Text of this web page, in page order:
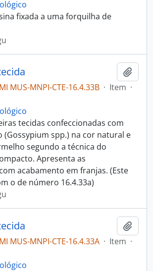
fixada a uma forquilha de
MUS-MNPI-CTE-16.4.33B · Item ·
tecidas confeccionadas com
(Gossypium spp.) na cor natural e
segundo a técnica do
Apresenta as
acabamento em franjas. (Este
o de número 16.4.33a)
MUS-MNPI-CTE-16.4.33A · Item ·